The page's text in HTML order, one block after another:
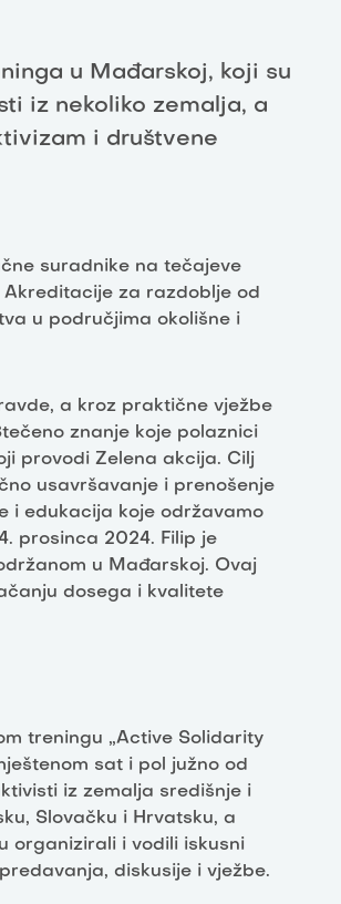
u Mađarskoj, koji su
iz nekoliko zemalja, a
i društvene
suradnike na tečajeve
za razdoblje od
u područjima okolišne i
a kroz praktične vježbe
znanje koje polaznici
provodi Zelena akcija. Cilj
usavršavanje i prenošenje
i edukacija koje održavamo
prosinca 2024. Filip je
u Mađarskoj. Ovaj
dosega i kvalitete
treningu „Active Solidarity
sat i pol južno od
iz zemalja središnje i
Slovačku i Hrvatsku, a
organizirali i vodili iskusni
diskusije i vježbe.